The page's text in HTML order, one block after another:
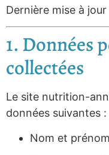
Dernière mise à jour
1. Données
collectées
Le site nutrition-
données suivantes :
Nom et prénom